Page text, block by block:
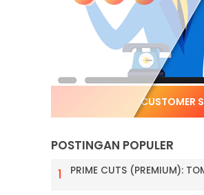
CUSTOMER
POSTINGAN POPULER
PRIME CUTS (PREMIUM):